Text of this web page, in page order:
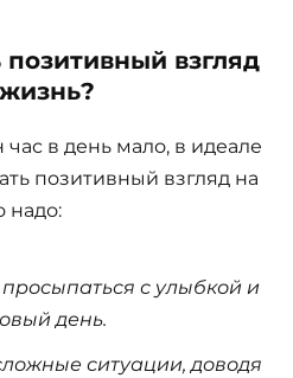
взгляд
в день мало, в идеале
позитивный взгляд на
надо:
с улыбкой и
день.
ситуации, доводя